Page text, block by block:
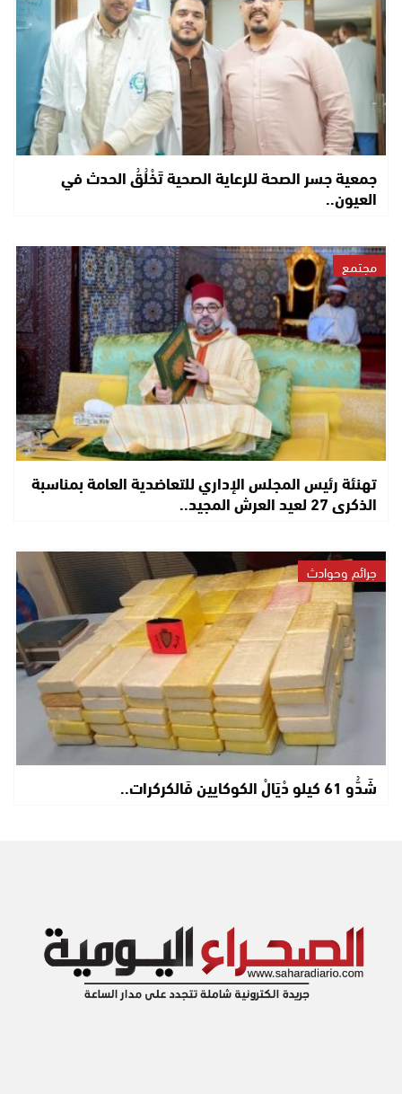
جمعية جسر الصحة للرعاية الصحية تَخْلُقُ الحدث في
العيون..
مجتمع
تهنئة رئيس المجلس الإداري للتعاضدية العامة بمناسبة
الذكرى 27 لعيد العرش المجيد..
جرائم وحوادث
شَدُّو 61 كيلو دْيَالْ الكوكايين فَالكركرات..